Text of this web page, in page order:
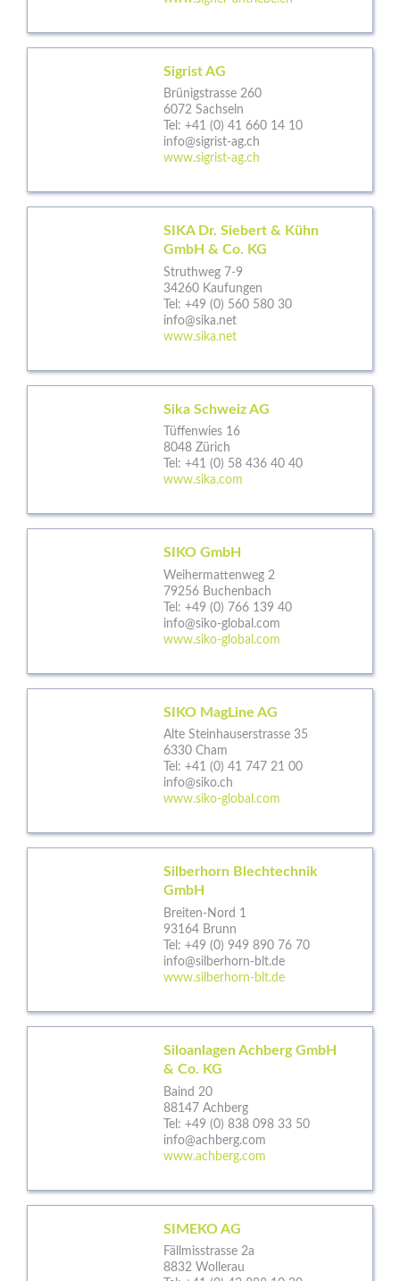
Sigrist AG
Brünigstrasse 260
6072 Sachseln
Tel: +41 (0) 41 660 14 10
info@sigrist-ag.ch
www.sigrist-ag.ch
SIKA Dr. Siebert & Kühn
GmbH & Co. KG
Struthweg 7-9
34260 Kaufungen
Tel: +49 (0) 560 580 30
info@sika.net
www.sika.net
Sika Schweiz AG
Tüffenwies 16
8048 Zürich
Tel: +41 (0) 58 436 40 40
www.sika.com
SIKO GmbH
Weihermattenweg 2
79256 Buchenbach
Tel: +49 (0) 766 139 40
info@siko-global.com
www.siko-global.com
SIKO MagLine AG
Alte Steinhauserstrasse 35
6330 Cham
Tel: +41 (0) 41 747 21 00
info@siko.ch
www.siko-global.com
Silberhorn Blechtechnik
GmbH
Breiten-Nord 1
93164 Brunn
Tel: +49 (0) 949 890 76 70
info@silberhorn-blt.de
www.silberhorn-blt.de
Siloanlagen Achberg GmbH
& Co. KG
Baind 20
88147 Achberg
Tel: +49 (0) 838 098 33 50
info@achberg.com
www.achberg.com
SIMEKO AG
Fällmisstrasse 2a
8832 Wollerau